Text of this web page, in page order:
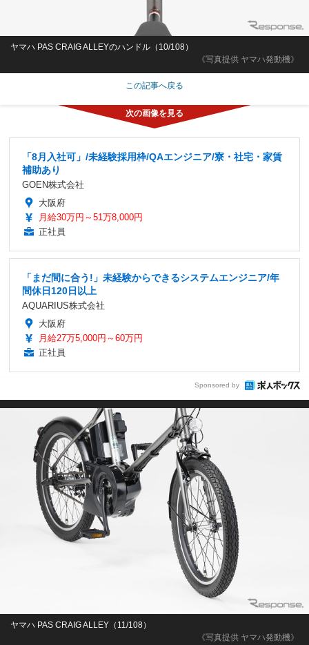
《写真提供 ヤマハ発動機》
ヤマハ PAS CRAIG ALLEYのハンドル（10/108）
この記事へ戻る
「8月入社可」/未経験採用枠/QAエンジニア/寮・社宅・家賃
補助あり
GOEN株式会社
大阪府
月給30万円～51万8,000円
正社員
「まだ間に合う!」未経験からできるシステムエンジニア/年
間休日120日以上
AQUARIUS株式会社
大阪府
月給27万5,000円～60万円
正社員
Sponsored by
《写真提供 ヤマハ発動機》
ヤマハ PAS CRAIG ALLEY（11/108）